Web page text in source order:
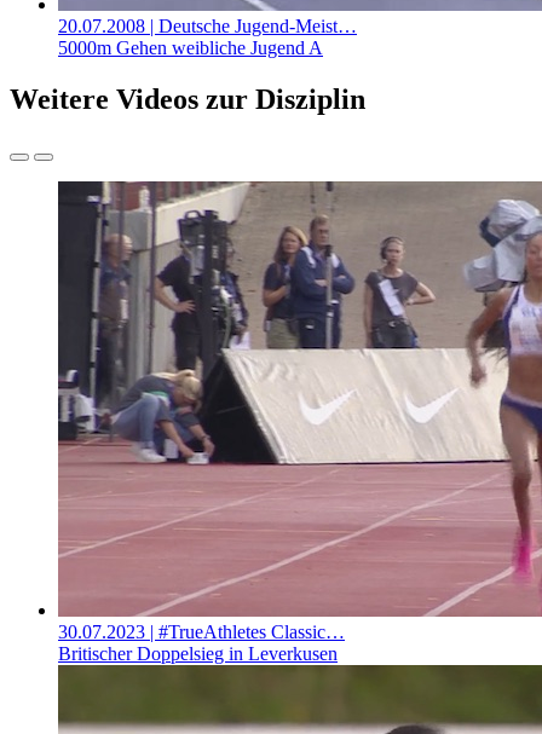
20.07.2008 | Deutsche Jugend-Meist…
5000m Gehen weibliche Jugend A
Weitere Videos zur Disziplin
30.07.2023 | #TrueAthletes Classic…
Britischer Doppelsieg in Leverkusen